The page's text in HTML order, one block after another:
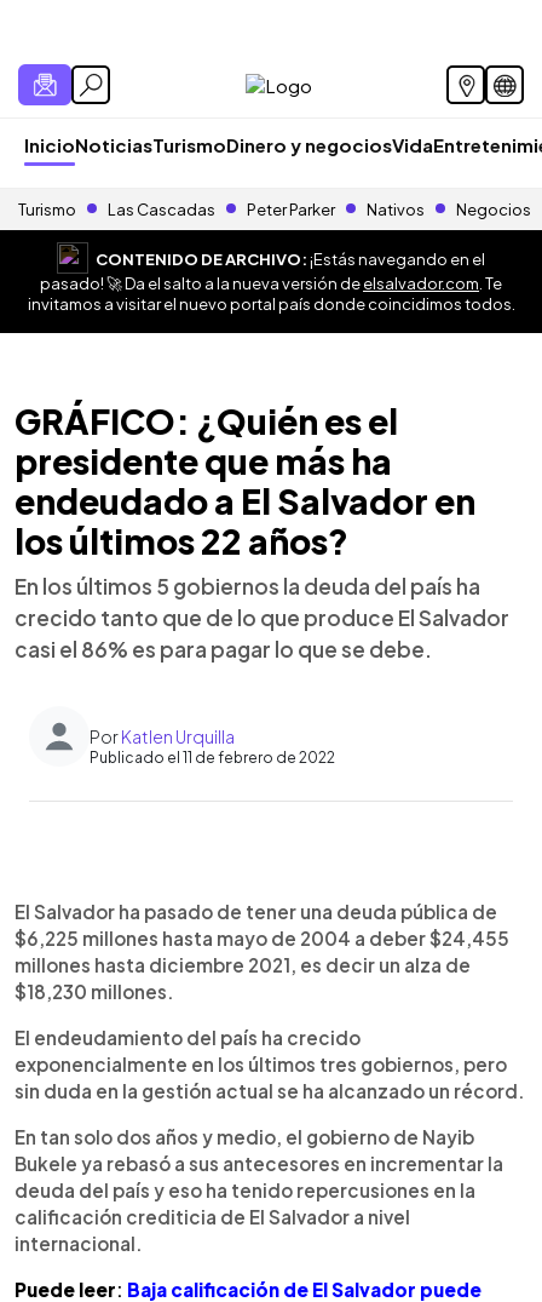
InicioNoticiasTurismoDinero y negociosVida
Turismo Las Cascadas Peter Parker Nativos Negocios
CONTENIDO DE ARCHIVO:¡Estás navegando en el
pasado! 🚀 Da el salto a la nueva versión deelsalvador.com . Te
invitamos a visitar el nuevo portal país donde coincidimos todos.
GRÁFICO: ¿Quién es el
presidente que más ha
endeudado a El Salvador en
los últimos 22 años?
En los últimos 5 gobiernos la deuda del país ha
crecido tanto que de lo que produce El Salvador
casi el 86% es para pagar lo que se debe.
PorKatlen Urquilla
Publicado el 11 de febrero de 2022
Escuchar artículo
El Salvador ha pasado de tener una deuda pública de
$6,225 millones hasta mayo de 2004 a deber $24,455
millones hasta diciembre 2021, es decir un alza de
$18,230 millones.
El endeudamiento del país ha crecido
exponencialmente en los últimos tres gobiernos, pero
sin duda en la gestión actual se ha alcanzado un récord.
En tan solo dos años y medio, el gobierno de Nayib
Bukele ya rebasó a sus antecesores en incrementar la
deuda del país y eso ha tenido repercusiones en la
calificación crediticia de El Salvador a nivel
internacional.
Puede leer: Baja calificación de El Salvador puede